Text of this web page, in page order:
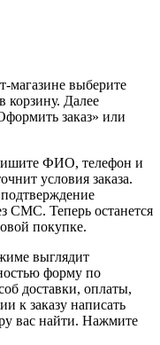
магазине выберите
корзину. Далее
заказ» или
ФИО, телефон и
условия заказа.
СМС. Теперь останется
покупке.
выглядит
форму по
доставки, оплаты,
к заказу написать
вас найти. Нажмите